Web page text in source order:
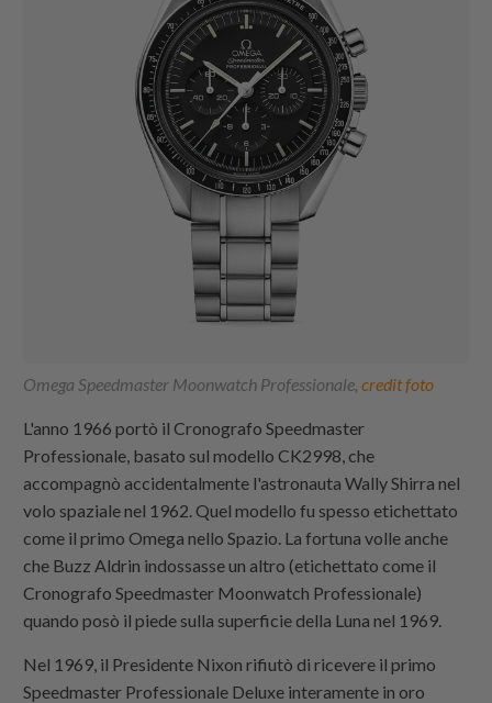
Omega Speedmaster Moonwatch Professionale,credit foto
L'anno 1966 portò il Cronografo Speedmaster
Professionale, basato sul modello CK2998, che
accompagnò accidentalmente l'astronauta Wally Shirra nel
volo spaziale nel 1962. Quel modello fu spesso etichettato
come il primo Omega nello Spazio. La fortuna volle anche
che Buzz Aldrin indossasse un altro (etichettato come il
Cronografo Speedmaster Moonwatch Professionale)
quando posò il piede sulla superficie della Luna nel 1969.
Nel 1969, il Presidente Nixon rifiutò di ricevere il primo
Speedmaster Professionale Deluxe interamente in oro